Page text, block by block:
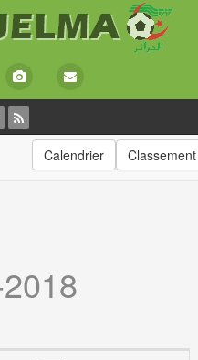
Calendrier Classement